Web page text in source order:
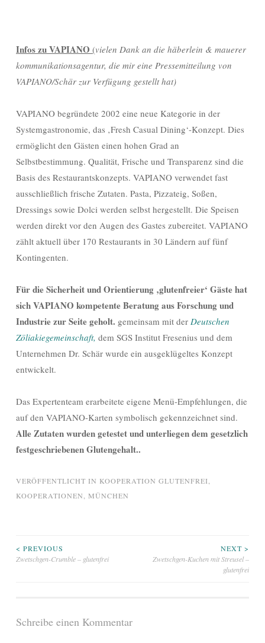
Infos zu VAPIANO (vielen Dank an die häberlein & mauerer
kommunikationsagentur, die mir eine Pressemitteilung von
VAPIANO/Schär zur Verfügung gestellt hat)
VAPIANO begründete 2002 eine neue Kategorie in der
Systemgastronomie, das ‚Fresh Casual Dining‘-Konzept. Dies
ermöglicht den Gästen einen hohen Grad an
Selbstbestimmung. Qualität, Frische und Transparenz sind die
Basis des Restaurantskonzepts. VAPIANO verwendet fast
ausschließlich frische Zutaten. Pasta, Pizzateig, Soßen,
Dressings sowie Dolci werden selbst hergestellt. Die Speisen
werden direkt vor den Augen des Gastes zubereitet. VAPIANO
zählt aktuell über 170 Restaurants in 30 Ländern auf fünf
Kontingenten.
Für die Sicherheit und Orientierung ‚glutenfreier‘ Gäste hat
sich VAPIANO kompetente Beratung aus Forschung und
Industrie zur Seite geholt. gemeinsam mit der Deutschen
Zöliakiegemeinschaft, dem SGS Institut Fresenius und dem
Unternehmen Dr. Schär wurde ein ausgeklügeltes Konzept
entwickelt.
Das Expertenteam erarbeitete eigene Menü-Empfehlungen, die
auf den VAPIANO-Karten symbolisch gekennzeichnet sind.
Alle Zutaten wurden getestet und unterliegen dem gesetzlich
festgeschriebenen Glutengehalt..
VERÖFFENTLICHT IN KOOPERATION GLUTENFREI,
KOOPERATIONEN, MÜNCHEN
Beitragsnavigation
< PREVIOUS
Zwetschgen-Crumble – glutenfrei
NEXT >
Zwetschgen-Kuchen mit Streusel –
glutenfrei
Schreibe einen Kommentar